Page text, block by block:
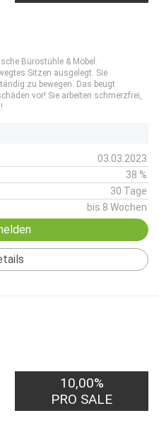
Bürostühle & Möbel.
Sitzen ausgelegt. Sie
zu bewegen. Das beugt
vor! Sie arbeiten schmerzfrei,
03.03.2023
38 %
30 Tage
bis 8 Wochen
10,00%
PRO SALE